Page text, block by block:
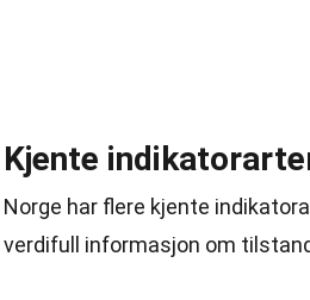
Kjente
Norge har flere kjente
verdifull informasjon om